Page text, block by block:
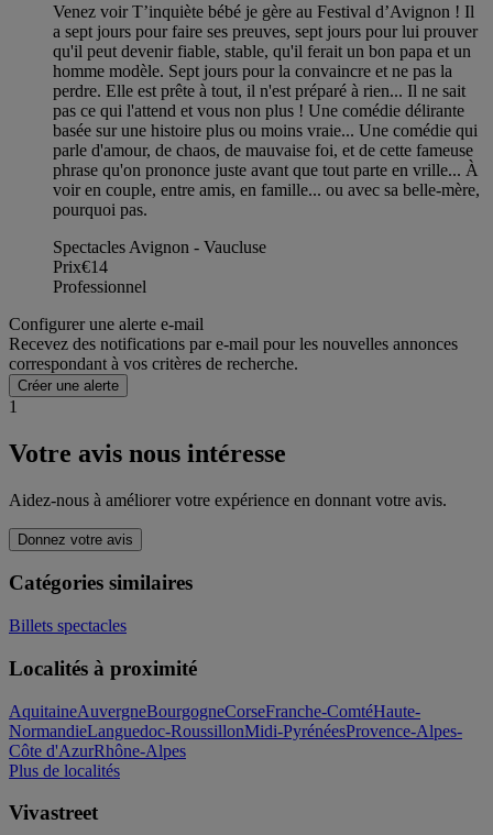
Venez voir T’inquiète bébé je gère au Festival d’Avignon ! Il
a sept jours pour faire ses preuves, sept jours pour lui prouver
qu'il peut devenir fiable, stable, qu'il ferait un bon papa et un
homme modèle. Sept jours pour la convaincre et ne pas la
perdre. Elle est prête à tout, il n'est préparé à rien... Il ne sait
pas ce qui l'attend et vous non plus ! Une comédie délirante
basée sur une histoire plus ou moins vraie... Une comédie qui
parle d'amour, de chaos, de mauvaise foi, et de cette fameuse
phrase qu'on prononce juste avant que tout parte en vrille... À
voir en couple, entre amis, en famille... ou avec sa belle-mère,
pourquoi pas.
Spectacles Avignon - Vaucluse
Prix€14
Professionnel
Configurer une alerte e-mail
Recevez des notifications par e-mail pour les nouvelles annonces
correspondant à vos critères de recherche.
Créer une alerte
1
Votre avis nous intéresse
Aidez-nous à améliorer votre expérience en donnant votre avis.
Donnez votre avis
Catégories similaires
Billets spectacles
Localités à proximité
AquitaineAuvergneBourgogneCorseFranche-ComtéHaute-
NormandieLanguedoc-RoussillonMidi-PyrénéesProvence-Alpes-
Côte d'AzurRhône-Alpes
Plus de localités
Vivastreet